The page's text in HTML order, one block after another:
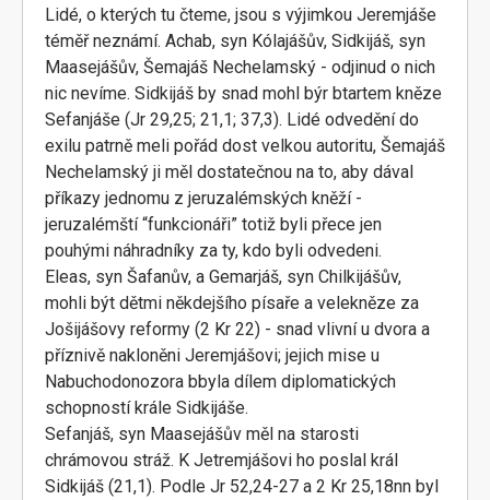
Lidé, o kterých tu čteme, jsou s výjimkou Jeremjáše
téměř neznámí. Achab, syn Kólajášův, Sidkijáš, syn
Maasejášův, Šemajáš Nechelamský - odjinud o nich
nic nevíme. Sidkijáš by snad mohl býr btartem kněze
Sefanjáše (Jr 29,25; 21,1; 37,3). Lidé odvedění do
exilu patrně meli pořád dost velkou autoritu, Šemajáš
Nechelamský ji měl dostatečnou na to, aby dával
příkazy jednomu z jeruzalémských kněží -
jeruzalémští “funkcionáři” totiž byli přece jen
pouhými náhradníky za ty, kdo byli odvedeni.
Eleas, syn Šafanův, a Gemarjáš, syn Chilkijášův,
mohli být dětmi někdejšího písaře a velekněze za
Jošijášovy reformy (2 Kr 22) - snad vlivní u dvora a
příznivě nakloněni Jeremjášovi; jejich mise u
Nabuchodonozora bbyla dílem diplomatických
schopností krále Sidkijáše.
Sefanjáš, syn Maasejášův měl na starosti
chrámovou stráž. K Jetremjášovi ho poslal král
Sidkijáš (21,1). Podle Jr 52,24-27 a 2 Kr 25,18nn byl